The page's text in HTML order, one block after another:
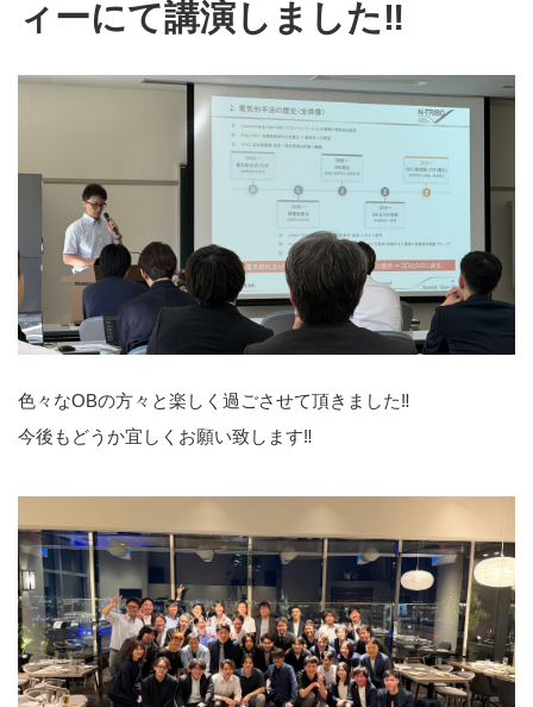
ィーにて講演しました‼
色々なOBの方々と楽しく過ごさせて頂きました‼
今後もどうか宜しくお願い致します‼